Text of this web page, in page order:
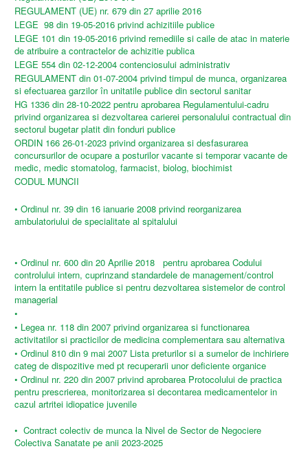
REGULAMENT (UE) nr. 679 din 27 aprilie 2016
LEGE 98 din 19-05-2016 privind achizitiile publice
LEGE 101 din 19-05-2016 privind remediile si caile de atac in materie
de atribuire a contractelor de achizitie publica
LEGE 554 din 02-12-2004 contenciosului administrativ
REGULAMENT din 01-07-2004 privind timpul de munca, organizarea
si efectuarea garzilor în unitatile publice din sectorul sanitar
HG 1336 din 28-10-2022 pentru aprobarea Regulamentului-cadru
privind organizarea si dezvoltarea carierei personalului contractual din
sectorul bugetar platit din fonduri publice
ORDIN 166 26-01-2023 privind organizarea si desfasurarea
concursurilor de ocupare a posturilor vacante si temporar vacante de
medic, medic stomatolog, farmacist, biolog, biochimist
CODUL MUNCII
• Ordinul nr. 39 din 16 ianuarie 2008 privind reorganizarea
ambulatoriului de specialitate al spitalului
• Ordinul nr. 600 din 20 Aprilie 2018 pentru aprobarea Codului
controlului intern, cuprinzand standardele de management/control
intern la entitatile publice si pentru dezvoltarea sistemelor de control
managerial
•
• Legea nr. 118 din 2007 privind organizarea si functionarea
activitatilor si practicilor de medicina complementara sau alternativa
• Ordinul 810 din 9 mai 2007 Lista preturilor si a sumelor de inchiriere
categ de dispozitive med pt recuperarii unor deficiente organice
• Ordinul nr. 220 din 2007 privind aprobarea Protocolului de practica
pentru prescrierea, monitorizarea si decontarea medicamentelor in
cazul artritei idiopatice juvenile
• Contract colectiv de munca la Nivel de Sector de Negociere
Colectiva Sanatate pe anii 2023-2025